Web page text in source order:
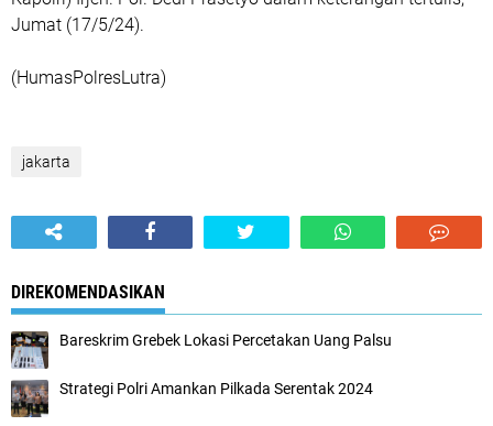
Jumat (17/5/24).
(HumasPolresLutra)
jakarta
DIREKOMENDASIKAN
Bareskrim Grebek Lokasi Percetakan Uang Palsu
Strategi Polri Amankan Pilkada Serentak 2024